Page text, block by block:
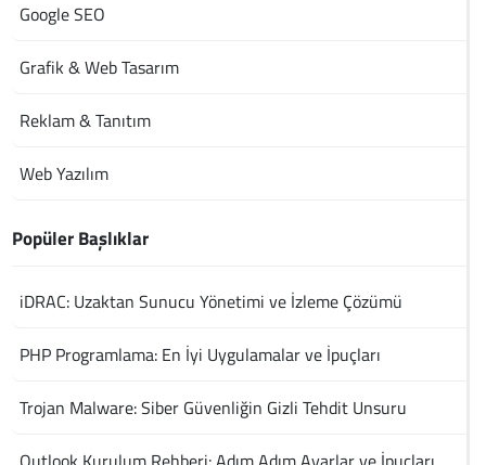
Google SEO
Grafik & Web Tasarım
Reklam & Tanıtım
Web Yazılım
Popüler Başlıklar
iDRAC: Uzaktan Sunucu Yönetimi ve İzleme Çözümü
PHP Programlama: En İyi Uygulamalar ve İpuçları
Trojan Malware: Siber Güvenliğin Gizli Tehdit Unsuru